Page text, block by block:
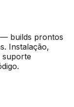
builds prontos
Instalação,
suporte